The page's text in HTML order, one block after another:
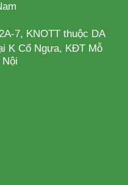
7, KNOTT thuộc DA
K Cổ Ngựa, KĐT Mỗ